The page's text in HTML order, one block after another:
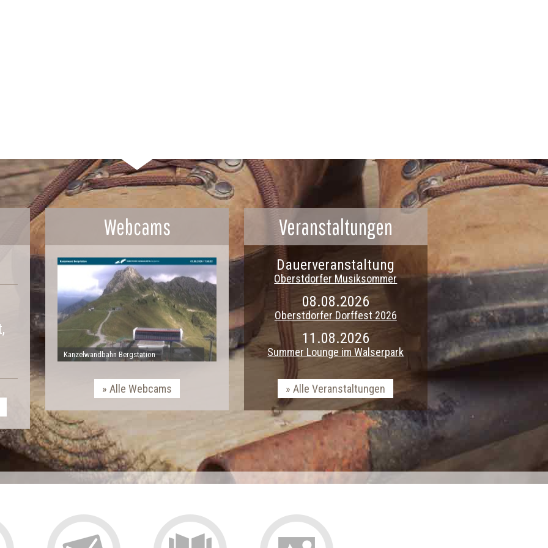
Webcams
Kanzelwandbahn Bergstation
Alle Webcams
Veranstaltungen
Dauerveranstaltung
Oberstdorfer Musiksommer
08.08.2026
Oberstdorfer Dorffest 2026
11.08.2026
Summer Lounge im Walserpark
Alle Veranstaltungen